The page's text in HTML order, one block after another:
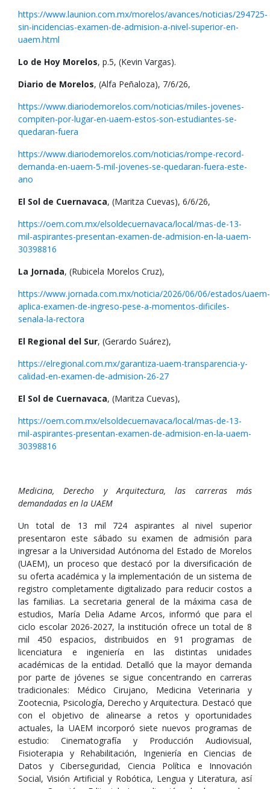
https://www.launion.com.mx/morelos/avances/noticias/294725-
sin-incidencias-examen-de-admision-a-nivel-superior-en-
uaem.html
Lo de Hoy Morelos, p.5, (Kevin Vargas).
Diario de Morelos, (Alfa Peñaloza), 7/6/26,
https://www.diariodemorelos.com/noticias/miles-jovenes-
compiten-por-lugar-en-uaem-estos-son-estudiantes-se-
quedaran-fuera
https://www.diariodemorelos.com/noticias/rompe-record-
demanda-en-uaem-5-mil-jovenes-se-quedaran-fuera-este-
ano
El Sol de Cuernavaca, (Maritza Cuevas), 6/6/26,
https://oem.com.mx/elsoldecuernavaca/local/mas-de-13-
mil-aspirantes-presentan-examen-de-admision-en-la-uaem-
30398816
La Jornada, (Rubicela Morelos Cruz),
https://www.jornada.com.mx/noticia/2026/06/06/estados/uaem-
aplica-examen-de-ingreso-pese-a-momentos-dificiles-
senala-la-rectora
El Regional del Sur, (Gerardo Suárez),
https://elregional.com.mx/garantiza-uaem-transparencia-y-
calidad-en-examen-de-admision-26-27
El Sol de Cuernavaca, (Maritza Cuevas),
https://oem.com.mx/elsoldecuernavaca/local/mas-de-13-
mil-aspirantes-presentan-examen-de-admision-en-la-uaem-
30398816
Medicina, Derecho y Arquitectura, las carreras más
demandadas en la UAEM
Un total de 13 mil 724 aspirantes al nivel superior
presentaron este sábado su examen de admisión para
ingresar a la Universidad Autónoma del Estado de Morelos
(UAEM), un proceso que destacó por la diversificación de
su oferta académica y la implementación de un sistema de
registro completamente digitalizado para reducir costos a
las familias. La secretaria general de la máxima casa de
estudios, María Delia Adame Arcos, informó que para el
ciclo escolar 2026-2027, la institución ofrece un total de 8
mil 450 espacios, distribuidos en 91 programas de
licenciatura e ingeniería en las distintas unidades
académicas de la entidad. Detalló que la mayor demanda
por parte de jóvenes se sigue concentrando en carreras
tradicionales: Médico Cirujano, Medicina Veterinaria y
Zootecnia, Psicología, Derecho y Arquitectura. Destacó que
con el objetivo de alinearse a retos y oportunidades
actuales, la UAEM incorporó siete nuevos programas de
estudio: Cinematografía y Producción Audiovisual,
Fisioterapia y Rehabilitación, Ingeniería en Ciencias de
Datos y Ciberseguridad, Ciencia Política e Innovación
Social, Visión Artificial y Robótica, Lengua y Literatura, así